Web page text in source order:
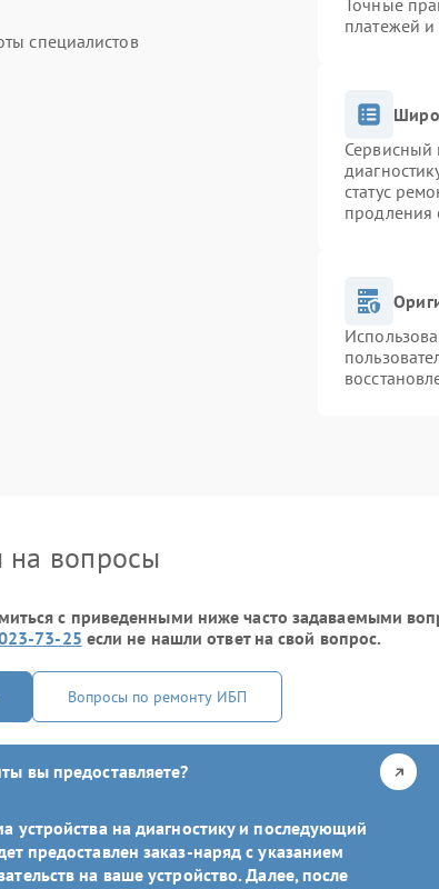
специалистов
Точные
платежей и
Сервисный
статус
продления
на вопросы
с приведенными ниже часто задаваемыми
73-25 если не нашли ответ на свой вопрос.
Вопросы по ремонту ИБП
вы предоставляете?
устройства на диагностику и последующий
предоставлен заказ-наряд с указанием
на ваше устройство. Далее, после